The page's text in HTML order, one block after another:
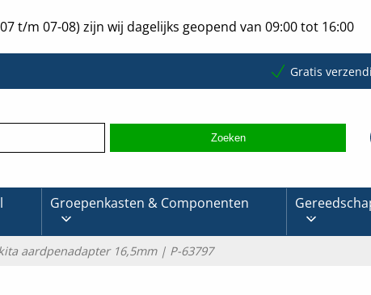
t/m 07-08) zijn wij dagelijks geopend van 09:00 tot 16:00
Gratis
Groepenkasten & Componenten
aardpenadapter 16,5mm | P-63797